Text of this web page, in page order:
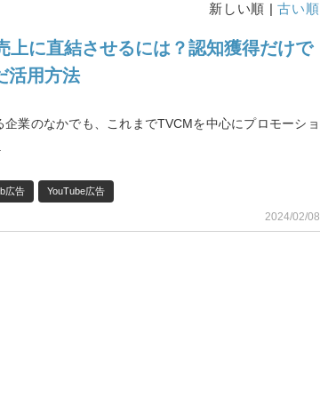
新しい順 |古い順
上に直結させるには？認知獲得だけで
活用方法
企業のなかでも、これまでTVCMを中心にプロモーショ
広告 YouTube広告
2024/02/08